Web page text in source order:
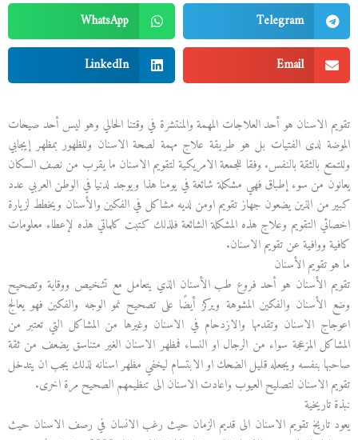
Telegram
WhatsApp
Email
LinkedIn
تقويم الاسنان هو أحد العلاجات المهمة والمنتشرة في وقتنا الحالي وهو ليس أحد صيحات
الموضة لدى الفتيات بل هو طريقة علاج مهمة لصحة الاسنان وللظهور بمظهر إيجابي
وللتمتع بالثقة بالنفس. وفقا للجمعة الامريكية لتقويم الاسنان ما يقرب من نصف السكان
يعانون من سوء إطباق فهي مشكلة شائعة في يومنا هذا ويوجد لدنيا في الوطن العربي عدد
كبير من الذين يضعون جهاز تقويم اومن لديه مشاكل في الفكين والأسنان ويخطط لزيارة
اخصائي التقويم وعلاج هذه المشكلة الشائعة فلذلك كتبت كلماتي هذه لإعطاء معلومات
كافية ووافية عن تقويم الاسنان.
ما هو تقويم الأسنان
تقويم الأسنان هو أحد فروع طب الأسنان الذي يتعامل مع تشخيص ووقاية وتصحيح
وضع الأسنان والفكين المشوهة ويركز أيضًا على تصحيح نمو الوجه والفكين فهو يعالج
اعوجاج الاسنان وتقدمها والازدحام في الاسنان وغيرها من المشاكل التي تعتبر من
المشاكل المزعجة سواء من الرجال او النساء فمظهر الاسنان الغير متناسق يضعف من ثقة
صاحبها بنفسه ويجعله قليل الضحك او الابتسام ليخفي مظهر اسنانه لذلك يجب ان يتدخل
تقويم الاسنان لتصليح العيوب واعادت الاسنان الى تنظيمهم الصحيح مرة اخرى.
نبذة تاريخية
يعود تاريخ تقويم الاسنان الى قديم الزمان حيث رغب الانسان في رصف الاسنان حيث